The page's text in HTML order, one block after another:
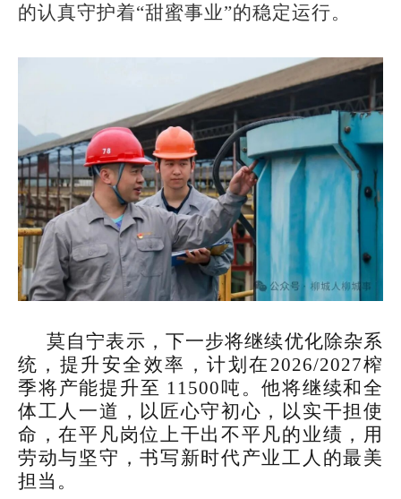
的认真守护着“甜蜜事业”的稳定运行。
莫自宁表示，下一步将继续优化除杂系
统，提升安全效率，计划在2026/2027榨
季将产能提升至 11500吨。他将继续和全
体工人一道，以匠心守初心，以实干担使
命，在平凡岗位上干出不平凡的业绩，用
劳动与坚守，书写新时代产业工人的最美
担当。